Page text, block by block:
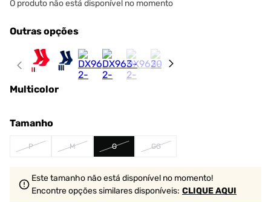
O produto não está disponível no momento
Outras opções
Multicolor
Tamanho
P M G GG
Este tamanho não está disponível no momento!
Encontre opções similaresdisponíveis: CLIQUE AQUI